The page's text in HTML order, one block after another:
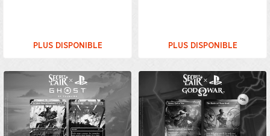
PLUS DISPONIBLE PLUS DISPONIBLE